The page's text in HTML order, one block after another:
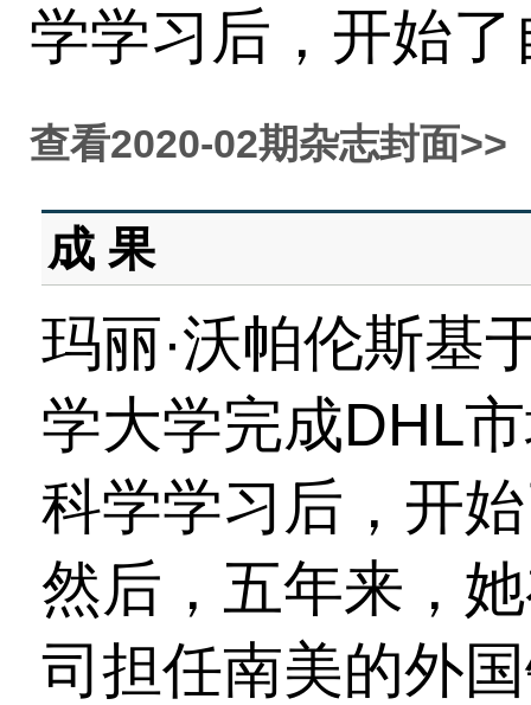
学学习后，开始
查看2020-02期杂志封面>>
成 果
玛丽·沃帕伦斯基
学大学完成DHL
科学学习后，开
然后，五年来，
司担任南美的外